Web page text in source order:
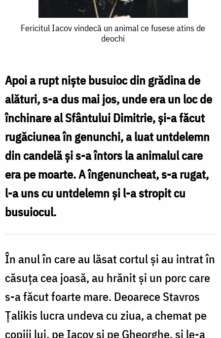
Fericitul
un
animal
ce
fusese
atins
deochi
Fericitul Iacov vindecă un animal ce fusese atins de
deochi
Apoi a rupt nişte busuioc din grădina de
alături, s-a dus mai jos, unde era un loc de
închinare al Sfântului Dimitrie, şi-a făcut
rugăciunea în genunchi, a luat untdelemn
din candelă şi s-a întors la animalul care
era pe moarte. A îngenuncheat, s-a rugat,
l-a uns cu untdelemn şi l-a stropit cu
busuiocul.
În anul în care au lăsat cortul şi au intrat în
căsuţa cea joasă, au hrănit şi un porc care
s-a făcut foarte mare. Deoarece Stavros
Ţalikis lucra undeva cu ziua, a chemat pe
copiii lui, pe Iacov şi pe Gheorghe, şi le-a